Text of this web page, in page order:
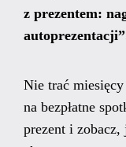
z prezentem:
Nie trać
na bezpłatne
prezent i zobacz,